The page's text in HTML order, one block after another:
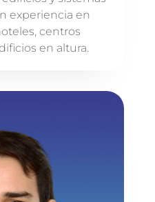
experiencia en
centros
en altura.